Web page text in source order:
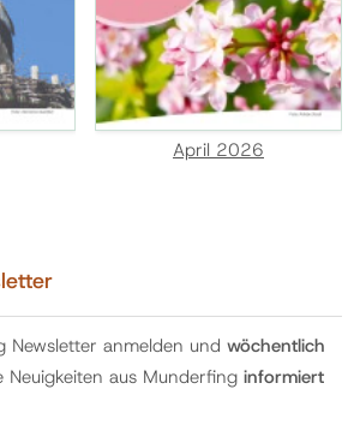
April 2026
Newsletter anmelden und wöchentlich
Neuigkeiten aus Munderfing informiert